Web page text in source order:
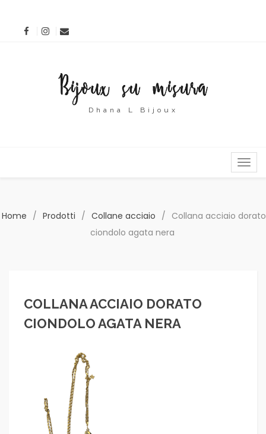
Dhana L Bijoux
MENU
Home / Prodotti / Collane acciaio / Collana acciaio dorato
ciondolo agata nera
COLLANA ACCIAIO DORATO
CIONDOLO AGATA NERA